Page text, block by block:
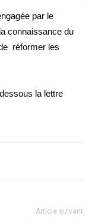
par le
connaissance du
réformer les
la lettre
Article suivant